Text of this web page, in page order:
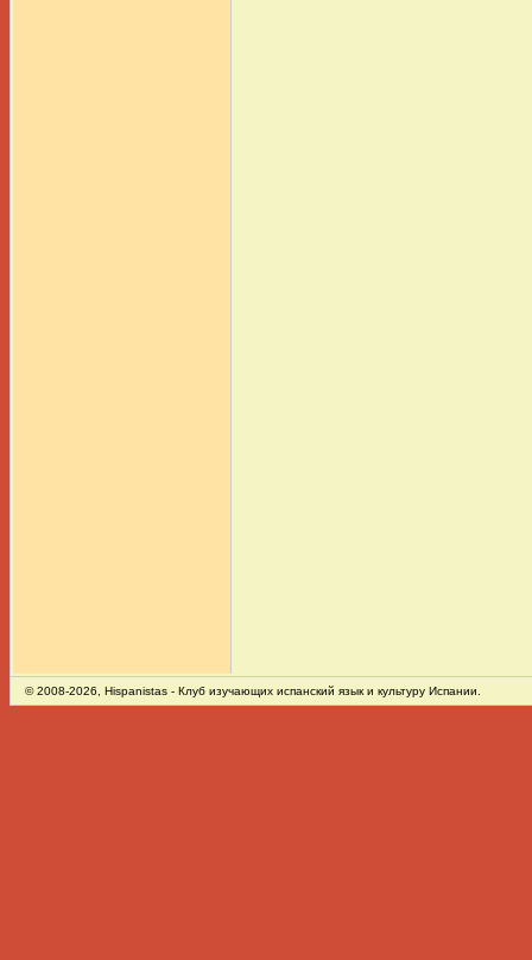
© 2008-2026, Hispanistas - Клуб изучающих испанский язык и культуру Испании.